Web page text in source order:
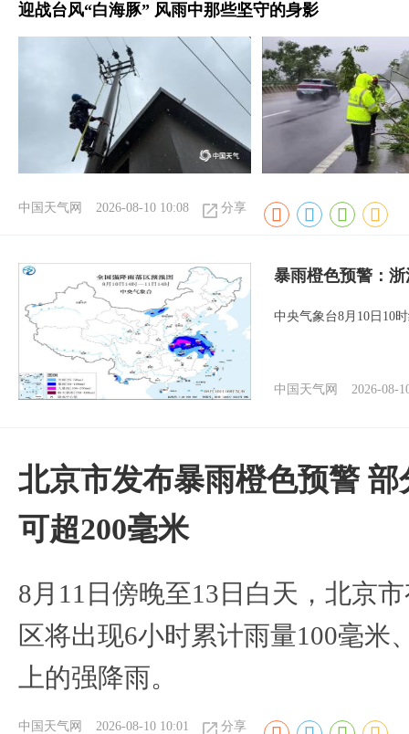
迎战台风“白海豚” 风雨中那些坚守的身影
中国天气网 2026-08-10 10:08 分享
暴雨橙色预警：
中央气象台8月10日10
中国天气网 2026-08-
北京市发布暴雨橙色预警
可超200毫米
8月11日傍晚至13日白天，北京
区将出现6小时累计雨量100毫米
上的强降雨。
中国天气网 2026-08-10 10:01 分享